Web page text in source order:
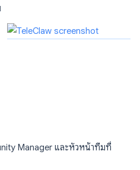
Manager และหัวหน้าทีมที่